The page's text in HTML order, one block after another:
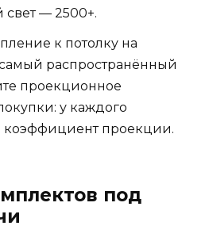
свет — 2500+.
к потолку на
распространённый
проекционное
у каждого
коэффициент проекции.
под